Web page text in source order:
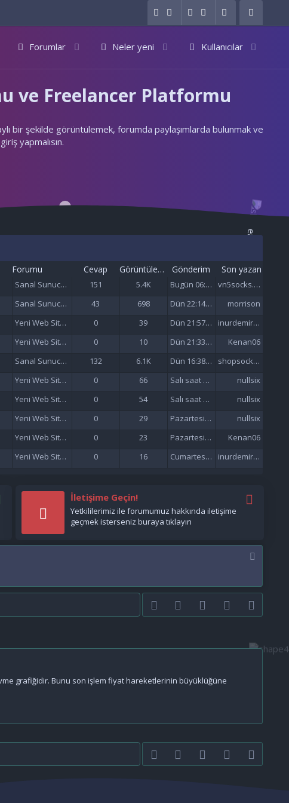
Forumlar Neler yeni Kullanıcılar
ve Freelancer Platformu
bir şekilde görüntülemek, forumda paylaşımlarda bulunmak ve
yapmalısın.
Forumu Cevap Görüntüleme Gönderim Son yazan
Sanal Sunucu (VDS/VPS) 151 5.4K Bugün 06:57 vn5socks.net
Sanal Sunucu (VDS/VPS) 43 698 Dün 22:14 da morrison
Yeni Web Siteleri - Site Tanıtımı 0 39 Dün 21:57 da inurdemirelseo
Yeni Web Siteleri - Site Tanıtımı 0 10 Dün 21:33 da Kenan06
Sanal Sunucu (VDS/VPS) 132 6.1K Dün 16:38 da shopsocks5
Yeni Web Siteleri - Site Tanıtımı 0 66 Salı saat 15:47'de nullsix
Yeni Web Siteleri - Site Tanıtımı 0 54 Salı saat 02:13'de nullsix
Yeni Web Siteleri - Site Tanıtımı 0 29 Pazartesi saat 22:01'de nullsix
Yeni Web Siteleri - Site Tanıtımı 0 23 Pazartesi saat 21:37'de Kenan06
Yeni Web Siteleri - Site Tanıtımı 0 16 Cumartesi saat 17:51'de inurdemirelseo
İletişime Geçin!
Yetkililerimiz ile forumumuz hakkında iletişime
geçmek isterseniz buraya tıklayın
FacebookTwitter youtubeBize ulaşın
ivme grafiğidir. Bunu son işlem fiyat hareketlerinin büyüklüğüne
FacebookTwitter youtubeBize ulaşın